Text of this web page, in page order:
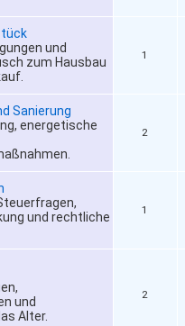
und
zum Hausbau
1
Sanierung
energetische
2
und rechtliche
1
und
Alter.
2